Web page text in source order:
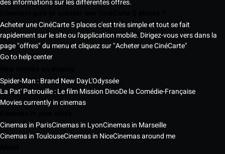
des informations sur les différentes offres.
Acheter une CinéCarte 5 places c'est très simple et tout se fait
rapidement sur le site ou l'application mobile. Dirigez-vous vers dans la
page "offres" du menu et cliquez sur "Acheter une CinéCarte"
Go to help center
Spider-Man : Brand New DayL'Odyssée
La Pat' Patrouille : Le film Mission DinoDe la Comédie-Française
Movies currently in cinemas
Cinemas in ParisCinemas in LyonCinemas in Marseille
Cinemas in ToulouseCinemas in NiceCinemas around me